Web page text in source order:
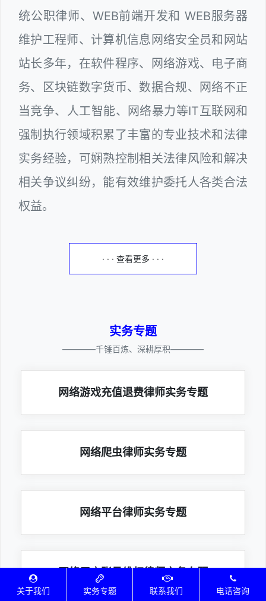
统公职律师、WEB前端开发和 WEB服务器
维护工程师、计算机信息网络安全员和网站
站长多年，在软件程序、网络游戏、电子商
务、区块链数字货币、数据合规、网络不正
当竞争、人工智能、网络暴力等IT互联网和
强制执行领域积累了丰富的专业技术和法律
实务经验，可娴熟控制相关法律风险和解决
相关争议纠纷，能有效维护委托人各类合法
权益。
· · · 查看更多 · · ·
实务专题
————千锤百炼、深耕厚积————
网络游戏充值退费律师实务专题
网络爬虫律师实务专题
网络平台律师实务专题
网络用户账号维权律师实务专题
关于我们 实务专题 联系我们 电话咨询